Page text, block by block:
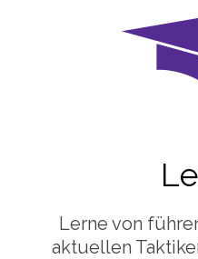
Lerne von
aktuellen